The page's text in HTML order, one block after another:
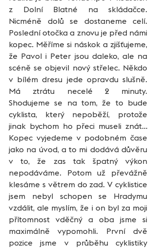
z Dolní Blatné na skládačce.
Nicméně dolů se dostaneme celí.
Poslední otočka a znovu je před námi
kopec. Měříme si náskok a zjišťujeme,
že Pavol i Peter jsou daleko, ale na
scéně se objevil nový střelec. Někdo
v bílém dresu jede opravdu slušně.
Má ztrátu necelé 2 minuty.
Shodujeme se na tom, že to bude
cyklista, který nepoběží, protože
jinak bychom ho přeci museli znát…
Kopec vyjedeme v podobném čase
jako na úvod, a to mi dodává důvěru
v to, že zas tak špatný výkon
nepodáváme. Potom už převážně
klesáme s větrem do zad. V cyklistice
jsem nebyl schopen se Hradymu
vzdálit, ale myslím, že i on byl za moji
přítomnost vděčný a oba jsme si
maximálně vypomohli. První dvě
pozice jsme v průběhu cyklistiky